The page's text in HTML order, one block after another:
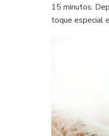
15 minutos.
toque especial